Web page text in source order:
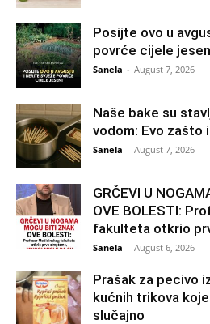
Posijte ovo u
povrće cijele
Sanela - August 7, 2026
Naše bake su
vodom: Evo zašto
Sanela - August 7, 2026
GRČEVI U
OVE BOLESTI:
fakulteta otkrio
Sanela - August 6, 2026
Prašak za pecivo
kućnih trikova
slučajno